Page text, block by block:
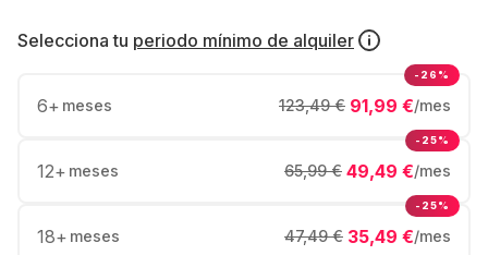
Selecciona tu periodo mínimo de alquiler
6+ meses 91,99 €/mes
123,49 €
-26%
12+ meses 49,49 €/mes
65,99 €
-25%
18+ meses 35,49 €/mes
47,49 €
-25%